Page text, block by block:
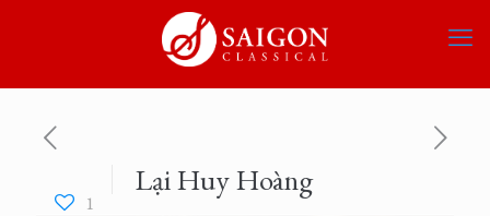
1
Lại Huy Hoàng